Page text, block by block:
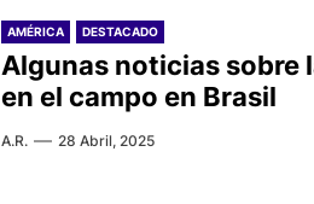
AMÉRICA DESTACADO
Algunas noticias sobre
en el campo en Brasil
A.R. 28 Abril, 2025